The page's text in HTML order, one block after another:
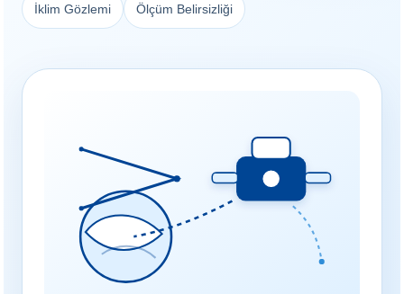
İklim Gözlemi Ölçüm Belirsizliği